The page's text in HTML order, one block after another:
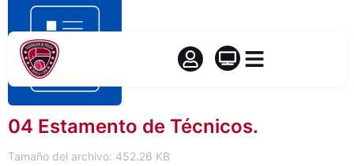
04 Estamento de Técnicos.
Tamaño del archivo: 452.26 KB